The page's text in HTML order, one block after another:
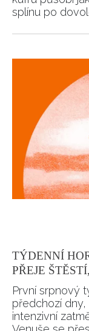
splínu po
TÝDENNÍ
PŘEJE
První srpnový
předchozí
intenzivní